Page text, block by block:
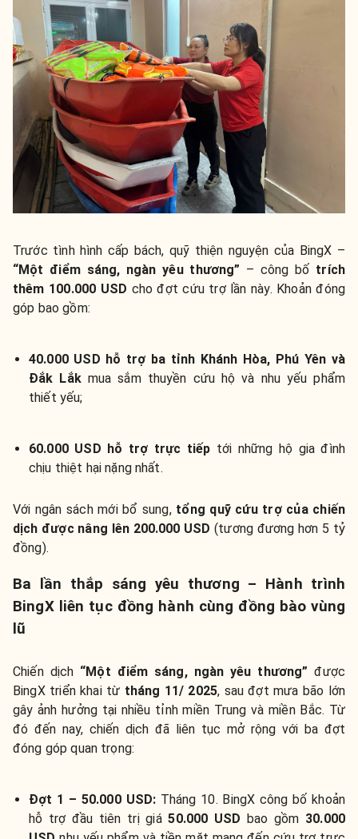
Trước tình hình cấp bách, quỹ thiện nguyện của BingX –
“Một điểm sáng, ngàn yêu thương” – công bố trích
thêm 100.000 USD cho đợt cứu trợ lần này. Khoản đóng
góp bao gồm:
40.000 USD hỗ trợ ba tỉnh Khánh Hòa, Phú Yên và
Đắk Lắkmua sắm thuyền cứu hộ và nhu yếu phẩm
thiết yếu;
60.000 USD hỗ trợ trực tiếp tới những hộ gia đình
chịu thiệt hại nặng nhất.
Với ngân sách mới bổ sung, tổng quỹ cứu trợ của chiến
dịch được nâng lên 200.000 USD (tương đương hơn 5 tỷ
đồng).
Ba lần thắp sáng yêu thương – Hành trình
BingX liên tục đồng hành cùng đồng bào vùng
lũ
Chiến dịch “Một điểm sáng, ngàn yêu thương” được
BingX triển khai từ tháng 11/ 2025, sau đợt mưa bão lớn
gây ảnh hưởng tại nhiều tỉnh miền Trung và miền Bắc. Từ
đó đến nay, chiến dịch đã liên tục mở rộng với ba đợt
đóng góp quan trọng:
Đợt 1 – 50.000 USD: Tháng 10. BingX công bố khoản
hỗ trợ đầu tiên trị giá50.000 USD bao gồm 30.000